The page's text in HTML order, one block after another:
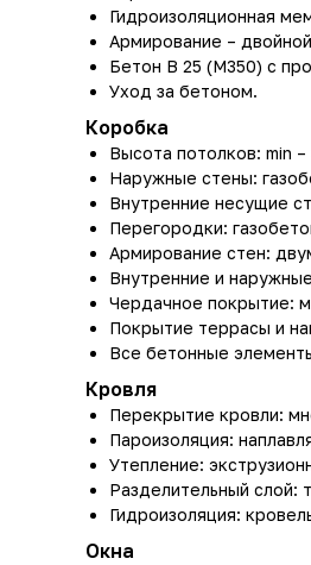
Гидроизоляционная
Армирование –
Бетон В 25 (М350) с
Уход за бетоном.
Коробка
Высота потолков: min
Наружные стены:
Внутренние несущие
Перегородки:
Армирование стен:
Внутренние и
Чердачное покрытие:
Покрытие террасы и
Все бетонные
Кровля
Перекрытие кровли:
Пароизоляция:
Утепление:
Разделительный слой:
Гидроизоляция:
Окна